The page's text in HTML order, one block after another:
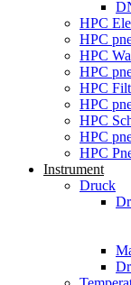
HPC
HPC
HPC
HPC
HPC
HPC
HPC
HPC
HPC
Instrument
Druck